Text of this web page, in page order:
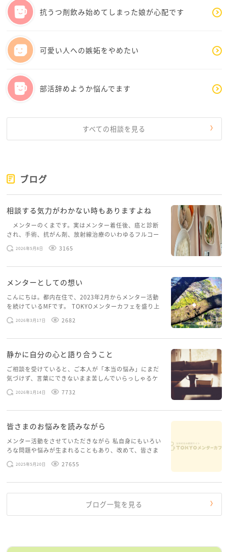
抗うつ剤飲み始めてしまった娘が心配です
可愛い人への嫉妬をやめたい
部活辞めようか悩んでます
すべての相談を見る
ブログ
相談する気力がわかない時もありますよね
メンターのくまです。実はメンター着任後、癌と診断
され、手術、抗がん剤、放射線治療のいわゆるフルコー
スを体験していて、しばらくメンターカフェに来られて
いませんでした。体力だけでなく、気力も落ちパソコン
2026年5月8日 3165
メンターとしての想い
こんにちは。都内在住で、2023年2月からメンター活動
を続けているMFです。 TOKYOメンターカフェを盛り上
げたいという想いから、勇気を出して初めてブログを投
稿してみようと思います。少し自分のことを書いてみま
2026年3月17日 2682
静かに自分の心と語り合うこと
ご相談を受けていると、ご本人が「本当の悩み」にまだ
気づけず、言葉にできないまま苦しんでいらっしゃるケ
ースがありますお悩みというのは、心の深いところ（深
層心理）に触れることで、まったく違う角度から解決の
2026年1月14日 7732
皆さまのお悩みを読みながら
メンター活動をさせていただきながら 私自身にもいろい
ろな問題や悩みが生まれることもあり、改めて、皆さま
のお悩みを読みながら 「みんな、もがいてる。わたし
だけじゃないんだな」と、逆に励まされるような日々で
2025年5月20日 27655
ブログ一覧を見る